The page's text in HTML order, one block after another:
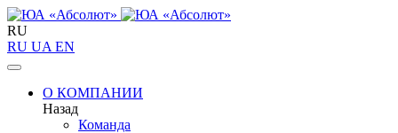
RU
RU UA EN
О КОМПАНИИ
Назад
Команда